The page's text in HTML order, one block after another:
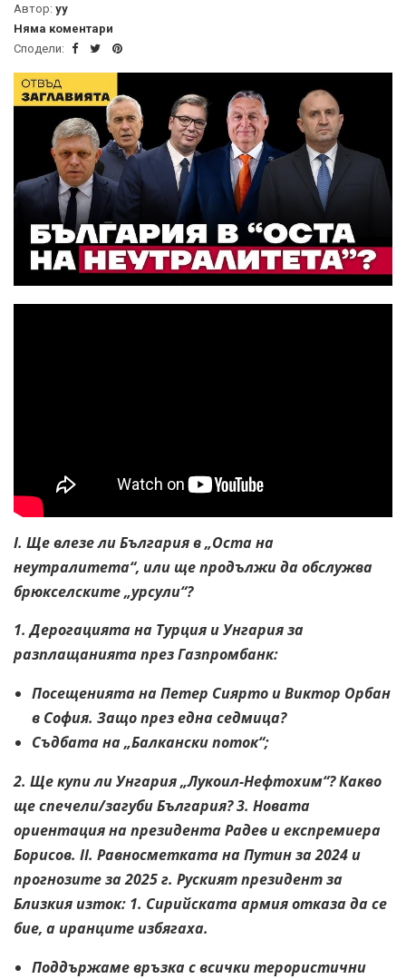
Автор: yy
Няма коментари
Сподели:
I. Ще влезе ли България в „Оста на
неутралитета“, или ще продължи да обслужва
брюкселските „урсули“?
1. Дерогацията на Турция и Унгария за
разплащанията през Газпромбанк:
Посещенията на Петер Сиярто и Виктор Орбан
в София. Защо през една седмица?
Съдбата на „Балкански поток“;
2. Ще купи ли Унгария „Лукоил-Нефтохим“? Какво
ще спечели/загуби България? 3. Новата
ориентация на президента Радев и експремиера
Борисов. II. Равносметката на Путин за 2024 и
прогнозите за 2025 г. Руският президент за
Близкия изток: 1. Сирийската армия отказа да се
бие, а иранците избягаха.
Поддържаме връзка с всички терористични